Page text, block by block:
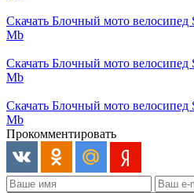
Скачать Блочный мото велосипед
Mb
Скачать Блочный мото велосипед
Mb
Скачать Блочный мото велосипед
Mb
Прокомментировать